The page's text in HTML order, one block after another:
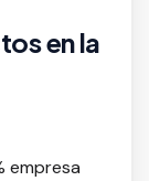
en la
empresa